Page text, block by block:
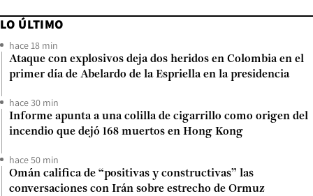
LO ÚLTIMO
hace 18 min
Ataque con explosivos deja dos heridos en Colombia en el
primer día de Abelardo de la Espriella en la presidencia
hace 30 min
Informe apunta a una colilla de cigarrillo como origen del
incendio que dejó 168 muertos en Hong Kong
hace 50 min
Omán califica de “positivas y constructivas” las
conversaciones con Irán sobre estrecho de Ormuz